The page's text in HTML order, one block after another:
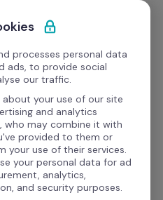
Empieza gratis
más
tu productividad
Factorial. Rellena el
processes personal data
ads, to provide social
our traffic.
your use of our site
and analytics
who may combine it with
provided to them or
your use of their services.
your personal data for ad
analytics,
and security purposes.